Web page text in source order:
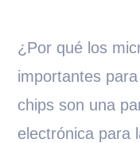
¿Por qué los
importantes
chips son una
electrónica para